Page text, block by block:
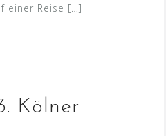
einer Reise […]
Kölner